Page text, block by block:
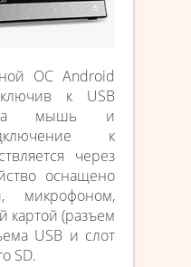
ОС Android
к USB
мышь и
к
через
оснащено
картой (разъем
USB и слот
SD.